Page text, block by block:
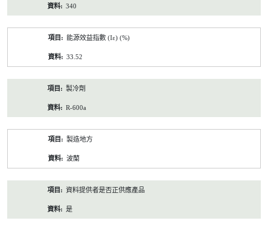
340
能源效益指數 (Iε) (%)
33.52
製冷劑
R-600a
製造地方
波蘭
資料提供者是否正供應產品
是